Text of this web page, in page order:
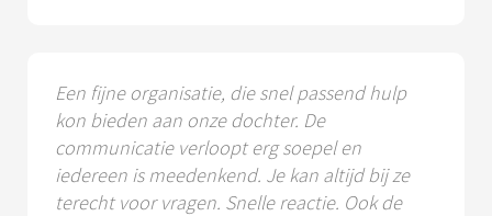
Een fijne organisatie, die snel passend hulp
kon bieden aan onze dochter. De
communicatie verloopt erg soepel en
iedereen is meedenkend. Je kan altijd bij ze
terecht voor vragen. Snelle reactie. Ook de